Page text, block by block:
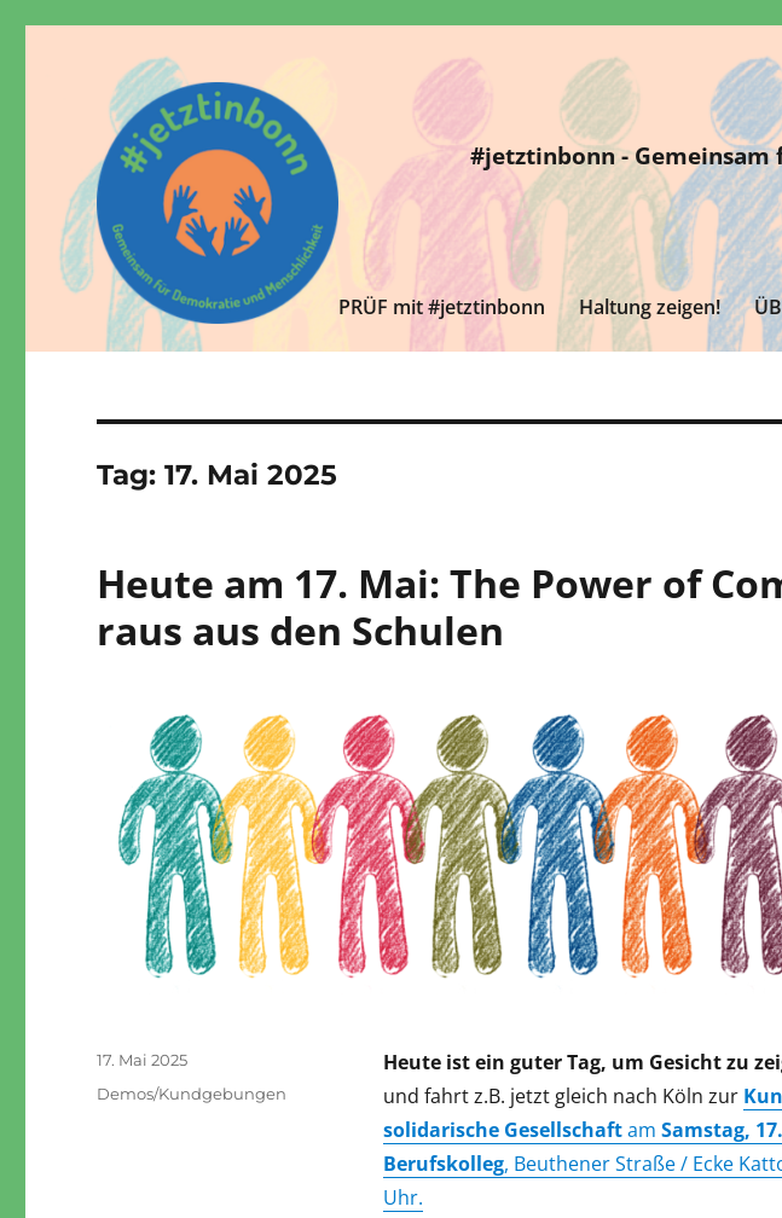
#jetztinbonn
Gemeinsam für Demokratie und Menschlichkeit. writeme@jetztinbonn.de
#jetztinbonn -
PRÜF mit #jetztinbonn Haltung zeigen!
Tag:17. Mai 2025
Heute am 17. Mai: The Power of
raus aus den Schulen
Heute ist ein guter Tag, um Gesicht zu
und fahrt z.B. jetzt gleich nach Köln zur
solidarische Gesellschaftam Samstag,
Berufskolleg, Beuthener Straße / Ecke
Uhr.
Veröffentlicht
17. Mai 2025
Kategorien
Demos/Kundgebungen